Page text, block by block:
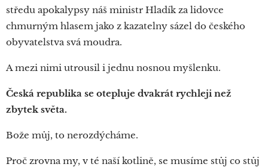
středu apokalypsy náš ministr Hladík za lidovce
chmurným hlasem jako z kazatelny sázel do českého
obyvatelstva svá moudra.
A mezi nimi utrousil i jednu nosnou myšlenku.
Česká republika se otepluje dvakrát rychleji než
zbytek světa.
Bože můj, to nerozdýcháme.
Proč zrovna my, v té naší kotlině, se musíme stůj co stůj